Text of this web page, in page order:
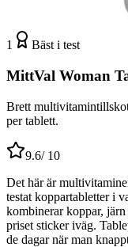
1 Bäst i test
MittVal Woman
Brett
per tablett.
9.6/ 10
Det här är
testat koppartabletter i
kombinerar koppar,
priset sticker iväg.
de dagar när man